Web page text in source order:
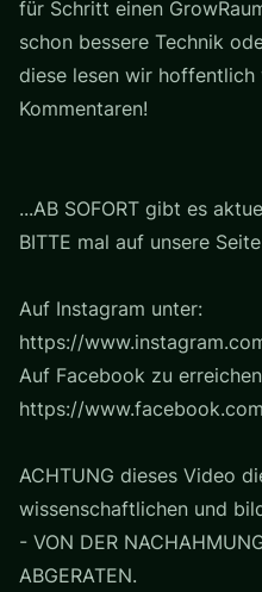
für Schritt einen
schon bessere Technik
diese lesen wir hoffentlich
Kommentaren!
...AB SOFORT gibt es
BITTE mal auf unsere
Auf Instagram unter:
https://
Auf Facebook zu
https://
ACHTUNG dieses Video
wissenschaftlichen und
- VON DER
ABGERATEN.